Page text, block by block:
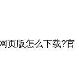
页版怎么下载?官